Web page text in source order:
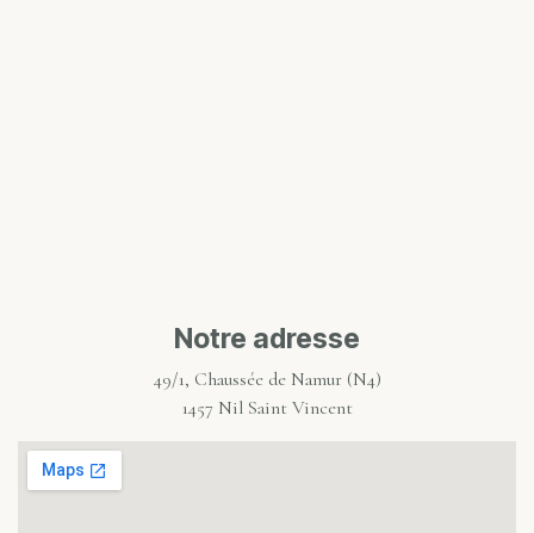
Notre adresse
49/1, Chaussée de Namur (N4)
1457 Nil Saint Vincent